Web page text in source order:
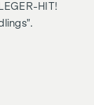
HIT!